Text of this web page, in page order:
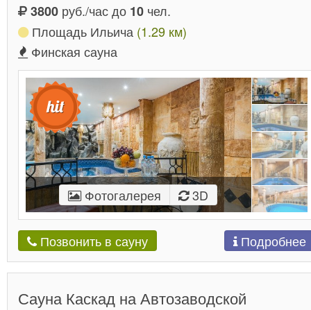
3800 руб./час до 10 чел.
Площадь Ильича (1.29 км)
Финская сауна
Фотогалерея 3D
Позвонить в сауну Подробнее
Сауна Каскад на Автозаводской